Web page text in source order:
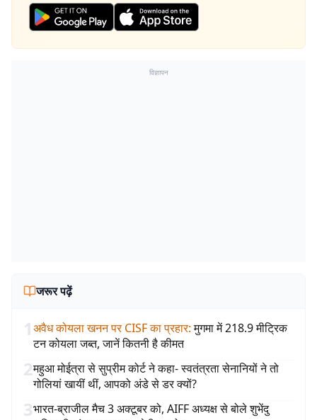
विज्ञापन
जरूर पढ़ें
1अवैध कोयला खनन पर CISF का प्रहार: मुगमा में 218.9 मीट्रिक
टन कोयला जब्त, जानें कितनी है कीमत
2महुआ मोईत्रा से सुप्रीम कोर्ट ने कहा- स्वतंत्रता सेनानियों ने तो
गोलियां खायीं थीं, आपको अंडे से डर क्यों?
3भारत-ब्राजील मैच 3 अक्टूबर को, AIFF अध्यक्ष से बोले शुभेंदु